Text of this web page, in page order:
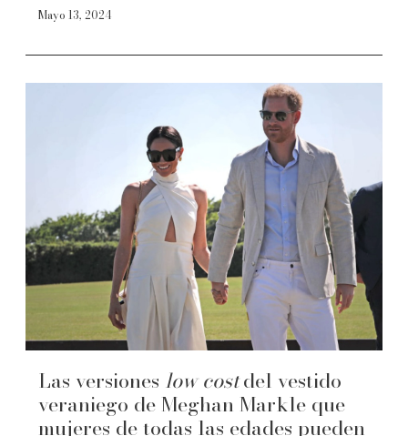
Mayo 13, 2024
Las versiones low costdel vestido
veraniego de Meghan Markle que
mujeres de todas las edades pueden